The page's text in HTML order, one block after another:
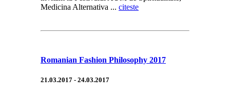
Medicina Alternativa ... citeste
Romanian Fashion Philosophy 2017
21.03.2017 - 24.03.2017